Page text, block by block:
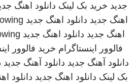
جدید خرید بک لینک دانلود اهنگ
اهنگ جدید دانلود اهنگ جدید
اهنگ جدید دانلود اهنگ جدید
فالوور اینستاگرام خرید فالوور
دانلود آهنگ جدید دانلود آهنگ جدید
بک لینک دانلود اهنگ جدید دانلود